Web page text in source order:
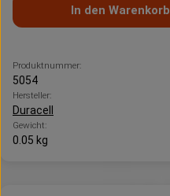
In den Warenkorb
Produktnummer:
5054
Hersteller:
Duracell
Gewicht:
0.05 kg